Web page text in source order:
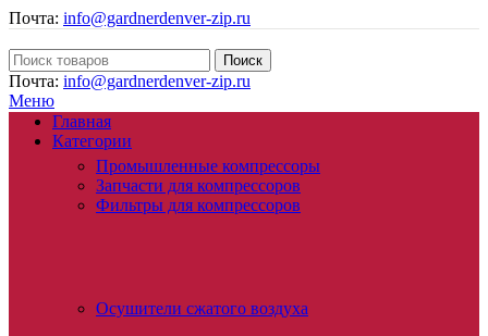
Почта: info@gardnerdenver-zip.ru
Поиск
Почта: info@gardnerdenver-zip.ru
Меню
Главная
Категории
Промышленные компрессоры
Запчасти для компрессоров
Фильтры для компрессоров
Осушители сжатого воздуха